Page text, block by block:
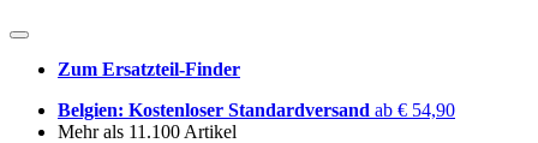
Zum Ersatzteil-Finder
Belgien: Kostenloser Standardversand ab € 54,90
Mehr als 11.100 Artikel